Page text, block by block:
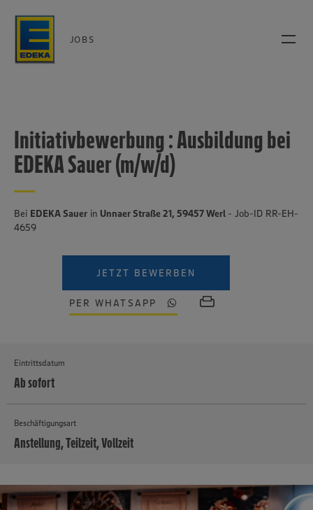
JOBS
Initiativbewerbung : Ausbildung bei
EDEKA Sauer (m/w/d)
Bei EDEKA Sauer in Unnaer Straße 21, 59457 Werl - Job-ID RR-EH-
4659
JETZT BEWERBEN
PER WHATSAPP
Eintrittsdatum
Ab sofort
Beschäftigungsart
Anstellung, Teilzeit, Vollzeit